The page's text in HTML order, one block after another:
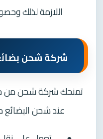
اللازمة لذلك
شركة شحن
تمنحك شركة شحن من
عند شحن البضائع